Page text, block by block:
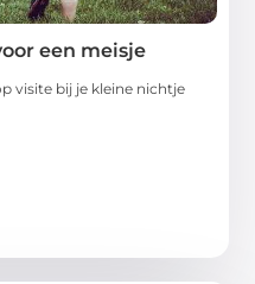
een meisje
visite bij je kleine nichtje